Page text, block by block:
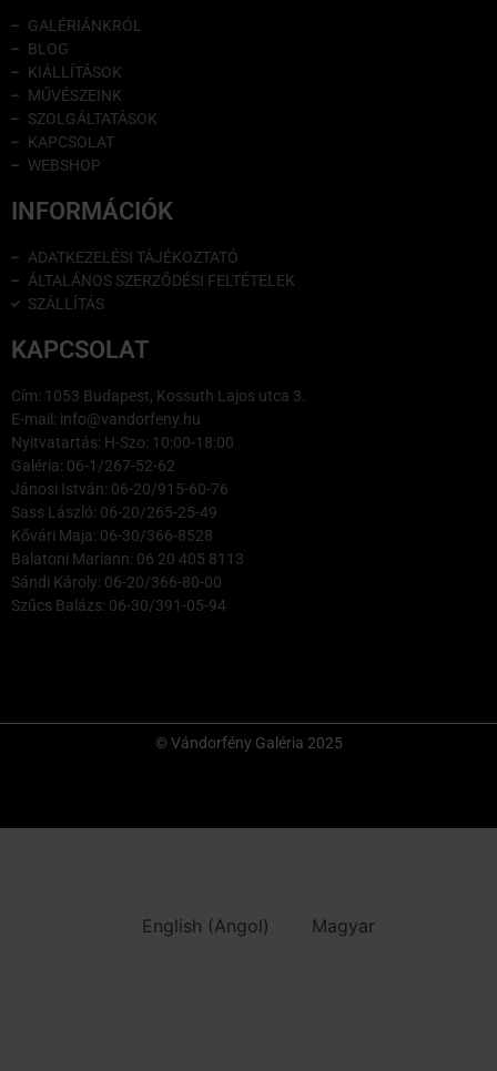
GALÉRIÁNKRÓL
BLOG
KIÁLLÍTÁSOK
MŰVÉSZEINK
SZOLGÁLTATÁSOK
KAPCSOLAT
WEBSHOP
INFORMÁCIÓK
ADATKEZELÉSI TÁJÉKOZTATÓ
ÁLTALÁNOS SZERZŐDÉSI FELTÉTELEK
SZÁLLÍTÁS
KAPCSOLAT
Cím: 1053 Budapest, Kossuth Lajos utca 3.
E-mail: info@vandorfeny.hu
Nyitvatartás: H-Szo: 10:00-18:00
Galéria: 06-1/267-52-62
Jánosi István: 06-20/915-60-76
Sass László: 06-20/265-25-49
Kővári Maja: 06-30/366-8528
Balatoni Mariann: 06 20 405 8113
Sándi Károly: 06-20/366-80-00
Szűcs Balázs: 06-30/391-05-94
© Vándorfény Galéria 2025
English (Angol) Magyar